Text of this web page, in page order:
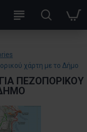
χάρτη με το Δήμο
ΠΕΖΟΠΟΡΙΚΟΎ